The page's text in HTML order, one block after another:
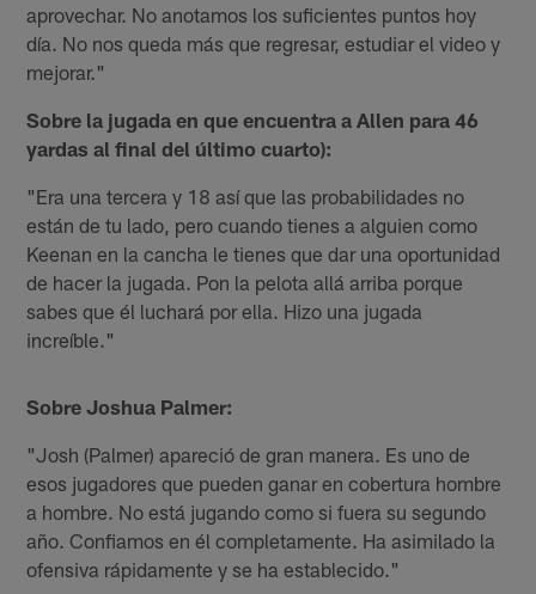
aprovechar. No anotamos los suficientes puntos hoy
día. No nos queda más que regresar, estudiar el video y
mejorar."
Sobre la jugada en que encuentra a Allen para 46
yardas al final del último cuarto):
"Era una tercera y 18 así que las probabilidades no
están de tu lado, pero cuando tienes a alguien como
Keenan en la cancha le tienes que dar una oportunidad
de hacer la jugada. Pon la pelota allá arriba porque
sabes que él luchará por ella. Hizo una jugada
increíble."
Sobre Joshua Palmer:
"Josh (Palmer) apareció de gran manera. Es uno de
esos jugadores que pueden ganar en cobertura hombre
a hombre. No está jugando como si fuera su segundo
año. Confiamos en él completamente. Ha asimilado la
ofensiva rápidamente y se ha establecido."